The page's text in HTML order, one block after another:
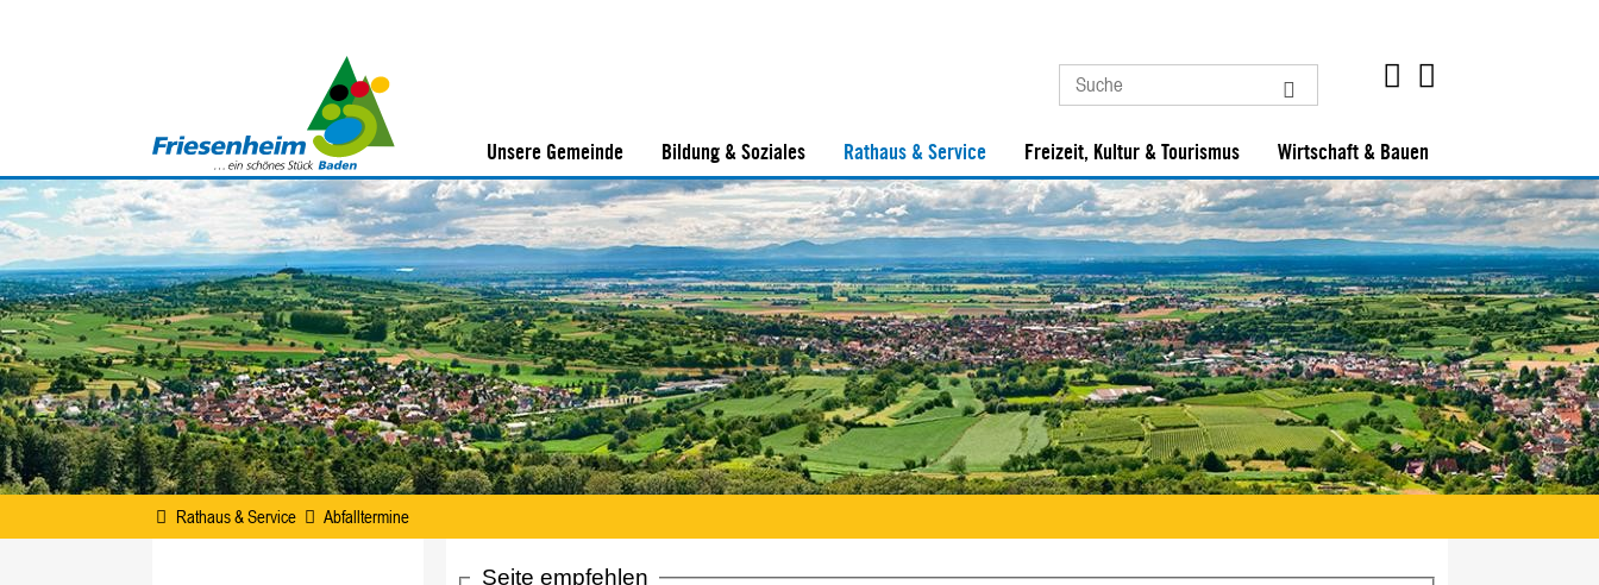
Unsere Gemeinde Bildung & Soziales Rathaus & Service Freizeit, Kultur & Tourismus Wirtschaft & Bauen
Rathaus & Service Abfalltermine
Seite empfehlen